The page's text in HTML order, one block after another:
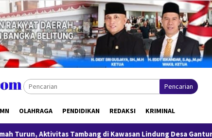
Pencarian
OLAHRAGA PENDIDIKAN REDAKSI KRIMINAL
Tambang di Kawasan Lindung Desa Gantung Disorot